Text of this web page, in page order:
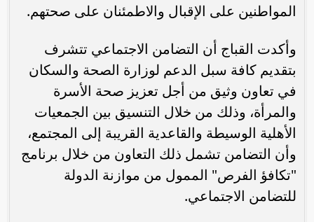
المواطنين على الإقبال والاطمئنان على صحتهم.
وأكدت القباج أن التضامن الاجتماعي تتشرف
بتقديم كافة سبل الدعم لوزارة الصحة والسكان
في تعاون وثيق من أجل تعزيز صحة الأسرة
والمرأة، وذلك من خلال التنسيق بين الجمعيات
الأهلية الوسيطة والقاعدية القريبة إلى المجتمع،
وأن التضامن تشمل ذلك التعاون من خلال برنامج
"تكافؤ الفرص" الممول من موازنة الدولة
للتضامن الاجتماعي.